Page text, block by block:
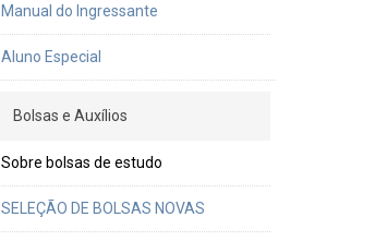
Manual do Ingressante
Aluno Especial
Bolsas e Auxílios
Sobre bolsas de estudo
SELEÇÃO DE BOLSAS NOVAS